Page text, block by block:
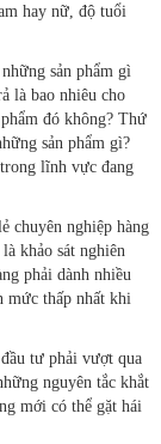
hay nữ, độ tuổi
sản phẩm gì
là bao nhiêu cho
đó không? Thứ
sản phẩm gì?
lĩnh vực đang
chuyên nghiệp hàng
khảo sát nghiên
phải dành nhiều
mức thấp nhất khi
tư phải vượt qua
nguyên tắc khắt
mới có thể gặt hái